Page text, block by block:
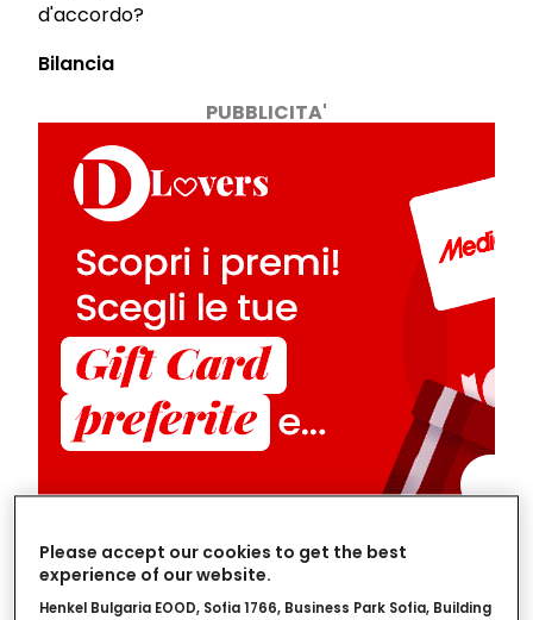
d'accordo?
Bilancia
PUBBLICITA'
È un'unione molto fortunata, perché l'equilibrio
Please accept our cookies to get the best
experience of our website.
Henkel Bulgaria EOOD, Sofia 1766, Business Park Sofia, Building